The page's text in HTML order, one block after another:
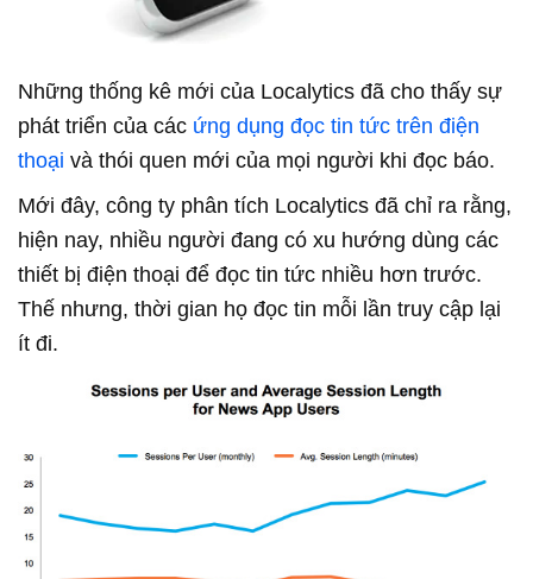
Những thống kê mới của Localytics đã cho thấy sự
phát triển của các ứng dụng đọc tin tức trên điện
thoại và thói quen mới của mọi người khi đọc báo.
Mới đây, công ty phân tích Localytics đã chỉ ra rằng,
hiện nay, nhiều người đang có xu hướng dùng các
thiết bị điện thoại để đọc tin tức nhiều hơn trước.
Thế nhưng, thời gian họ đọc tin mỗi lần truy cập lại
ít đi.